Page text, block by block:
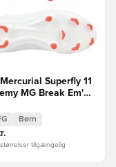
Superfly 11
MG Break Em'
Børn
tilgængelig